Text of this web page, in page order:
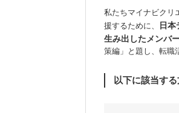
私たちマイナビクリ
援するために、
日
生み出したメンバ
策編」と題し、転職
以下に該当する